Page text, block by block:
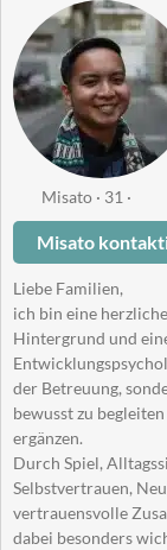
Misato · 31 ·
Misato
Liebe Familien,
ich bin eine
Hintergrund und
der Betreuung,
bewusst zu
ergänzen.
Durch Spiel,
Selbstvertrauen,
vertrauensvolle
dabei besonders